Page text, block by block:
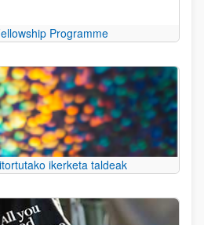
Programme
ikerketa taldeak